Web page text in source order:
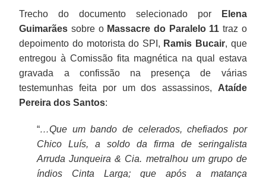
Trecho do documento selecionado por
Elena
Guimarães sobre o Massacre do Paralelo 11 traz o
depoimento do motorista do SPI, Ramis Bucair, que
entregou à Comissão fita magnética na qual estava
gravada a confissão na presença de várias
testemunhas feita por um dos assassinos, Ataíde
Pereira dos Santos:
“…Que um bando de celerados, chefiados por
Chico Luís, a soldo da firma de seringalista
Arruda Junqueira & Cia. metralhou um grupo de
índios Cinta Larga; que após a matança